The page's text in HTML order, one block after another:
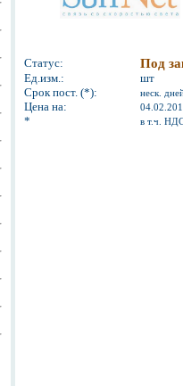
Статус: Под
Ед.изм.:
шт
Срок пост. (*):
неск.
Цена на:
* в т.ч.